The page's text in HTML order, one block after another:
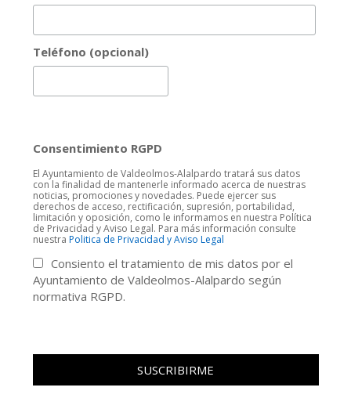
Teléfono (opcional)
Consentimiento RGPD
El Ayuntamiento de Valdeolmos-Alalpardo tratará sus datos
con la finalidad de mantenerle informado acerca de nuestras
noticias, promociones y novedades. Puede ejercer sus
derechos de acceso, rectificación, supresión, portabilidad,
limitación y oposición, como le informamos en nuestra Política
de Privacidad y Aviso Legal. Para más información consulte
nuestra Politica de Privacidad y Aviso Legal
Consiento el tratamiento de mis datos por el
Ayuntamiento de Valdeolmos-Alalpardo según
normativa RGPD.